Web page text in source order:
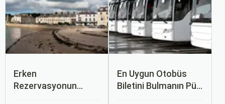
Erken
Rezervasyonun
En Uygun Otobüs
Biletini Bulmanın Püf